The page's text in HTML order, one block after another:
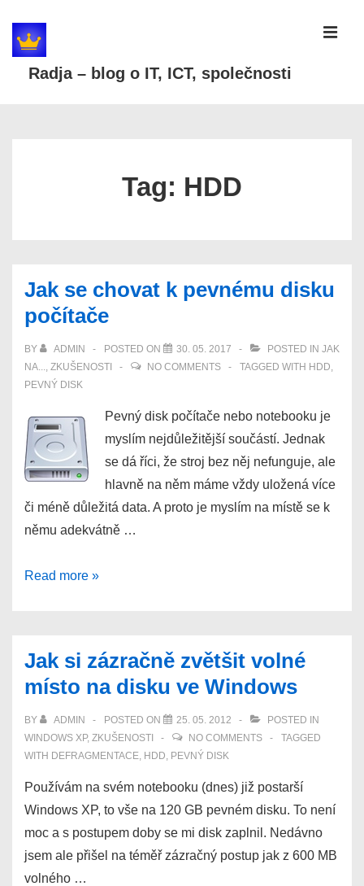
Skip
Radja – blog o IT, ICT, společnosti
Tag: HDD
Jak se chovat k pevnému disku
počítače
BY ADMIN POSTED ON 30. 05. 2017 POSTED IN JAK
NA..., ZKUŠENOSTI NO COMMENTS TAGGED WITH HDD,
PEVNÝ DISK
Pevný disk počítače nebo notebooku je
myslím nejdůležitější součástí. Jednak
se dá říci, že stroj bez něj nefunguje, ale
hlavně na něm máme vždy uložená více
či méně důležitá data. A proto je myslím na místě se k
němu adekvátně …
Jak
pevnému
disku
počítače
Read more »
Jak si zázračně zvětšit volné
místo na disku ve Windows
BY ADMIN POSTED ON 25. 05. 2012
POSTED IN
WINDOWS XP, ZKUŠENOSTI NO COMMENTS
TAGGED
WITH DEFRAGMENTACE, HDD, PEVNÝ DISK
Používám na svém notebooku (dnes) již postarší
Windows XP, to vše na 120 GB pevném disku. To není
moc a s postupem doby se mi disk zaplnil. Nedávno
jsem ale přišel na téměř zázračný postup jak z 600 MB
volného …